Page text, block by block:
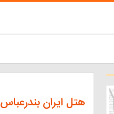
هتل ایران بندرعباس